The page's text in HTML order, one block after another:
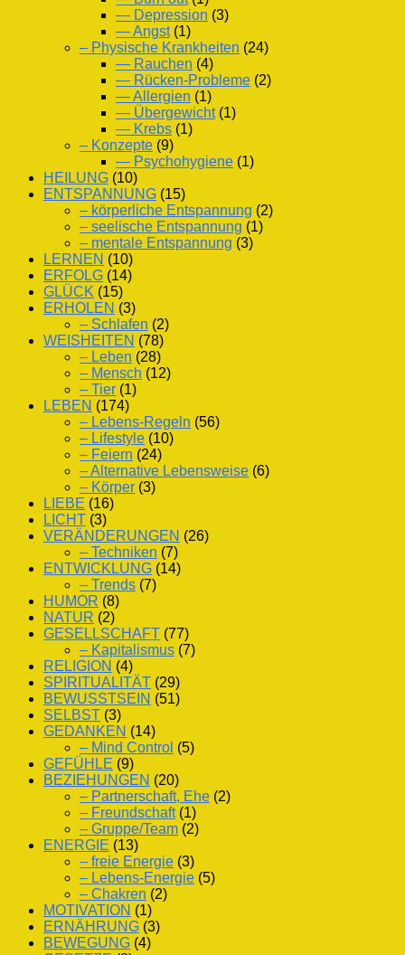
— Depression (3)
— Angst(1)
– Physische Krankheiten (24)
— Rauchen (4)
— Rücken-Probleme (2)
— Allergien (1)
— Übergewicht(1)
— Krebs (1)
– Konzepte (9)
— Psychohygiene (1)
HEILUNG (10)
ENTSPANNUNG (15)
– körperliche Entspannung (2)
– seelische Entspannung (1)
– mentale Entspannung (3)
LERNEN (10)
ERFOLG (14)
GLÜCK (15)
ERHOLEN (3)
– Schlafen (2)
WEISHEITEN (78)
– Leben (28)
– Mensch (12)
– Tier (1)
LEBEN (174)
– Lebens-Regeln (56)
– Lifestyle (10)
– Feiern (24)
– Alternative Lebensweise (6)
– Körper (3)
LIEBE (16)
LICHT (3)
VERÄNDERUNGEN (26)
– Techniken (7)
ENTWICKLUNG (14)
– Trends (7)
HUMOR (8)
NATUR (2)
GESELLSCHAFT (77)
– Kapitalismus (7)
RELIGION (4)
SPIRITUALITÄT (29)
BEWUSSTSEIN (51)
SELBST (3)
GEDANKEN (14)
– Mind Control (5)
GEFÜHLE (9)
BEZIEHUNGEN (20)
– Partnerschaft, Ehe (2)
– Freundschaft(1)
– Gruppe/Team (2)
ENERGIE (13)
– freie Energie (3)
– Lebens-Energie (5)
– Chakren (2)
MOTIVATION (1)
ERNÄHRUNG (3)
BEWEGUNG (4)